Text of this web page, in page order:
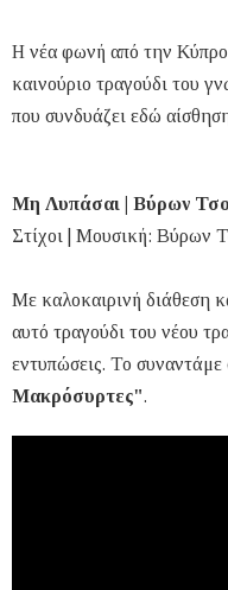
Η νέα φωνή από την Κύπρο
καινούριο τραγούδι του
που συνδυάζει εδώ
Μη Λυπάσαι | Βύρων
Στίχοι | Μουσική: Βύρων
Με καλοκαιρινή διάθεση
αυτό τραγούδι του νέου
εντυπώσεις. Το
Μακρόσυρτες".